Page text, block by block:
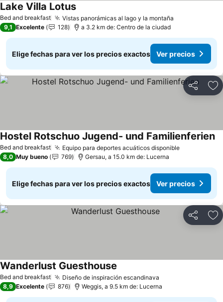
Bed and breakfast Vistas panorámicas al lago y la montaña
Lake Villa Lotus
9,1 Excelente 128 a 3.2 km de: Centro de la ciudad
Elige fechas para ver los precios exactos Ver precios
Compartir
Bed and breakfast Equipo para deportes acuáticos disponible
Hostel Rotschuo Jugend- und Familienferien
8,0 Muy bueno 769 Gersau, a 15.0 km de: Lucerna
Elige fechas para ver los precios exactos Ver precios
Compartir
Bed and breakfast Diseño de inspiración escandinava
Wanderlust Guesthouse
8,9 Excelente 876 Weggis, a 9.5 km de: Lucerna